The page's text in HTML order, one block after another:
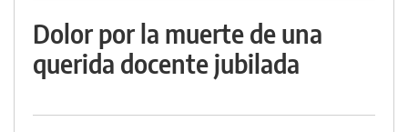
Dolor por la muerte de una
querida docente jubilada